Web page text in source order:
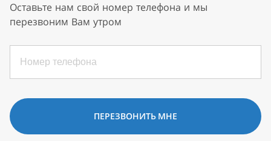
Оставьте нам свой номер телефона и мы
перезвоним Вам утром
ПЕРЕЗВОНИТЬ МНЕ